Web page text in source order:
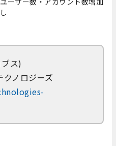
ス)
ノロジーズ